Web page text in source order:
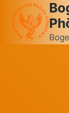
Inhalt
springen